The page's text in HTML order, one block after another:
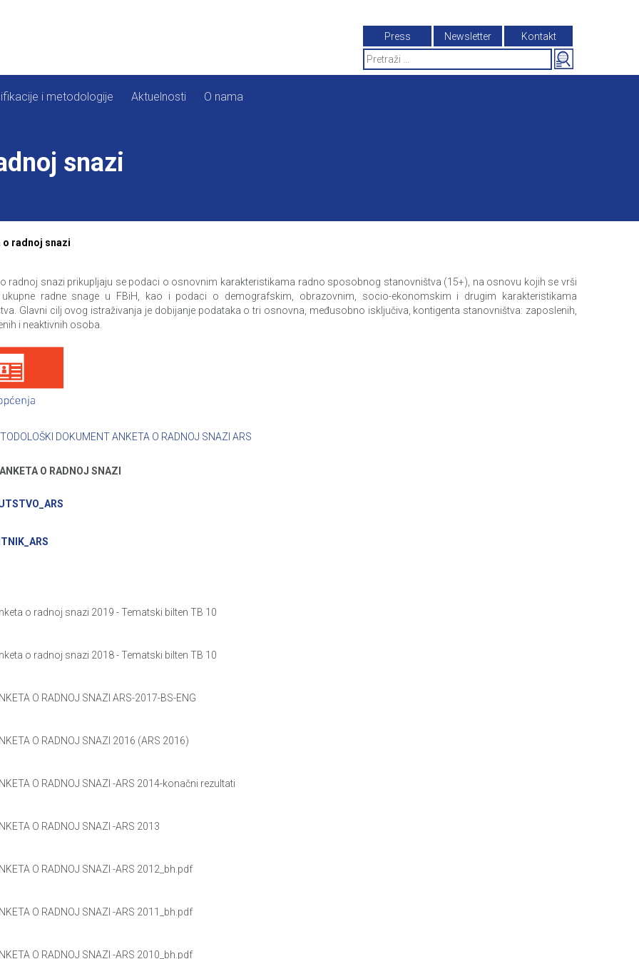
Press Newsletter
Kontakt
Search
for:
i metodologije Aktuelnosti O nama
snazi
o radnoj snazi
radnoj snazi prikupljaju se podaci o osnovnim karakteristikama radno sposobnog stanovništva (15+), na osnovu kojih se vrši
ukupne radne snage u FBiH, kao i podaci o demografskim, obrazovnim, socio-ekonomskim i drugim karakteristikama
Glavni cilj ovog istraživanja je dobijanje podataka o tri osnovna, međusobno isključiva, kontigenta stanovništva: zaposlenih,
i neaktivnih osoba.
DOKUMENT ANKETA O RADNOJ SNAZI ARS
O RADNOJ SNAZI
o radnoj snazi 2019 - Tematski bilten TB 10
o radnoj snazi 2018 - Tematski bilten TB 10
O RADNOJ SNAZI ARS-2017-BS-ENG
O RADNOJ SNAZI 2016 (ARS 2016)
O RADNOJ SNAZI -ARS 2014-konačni rezultati
O RADNOJ SNAZI -ARS 2013
O RADNOJ SNAZI -ARS 2012_bh.pdf
O RADNOJ SNAZI -ARS 2011_bh.pdf
O RADNOJ SNAZI -ARS 2010_bh.pdf